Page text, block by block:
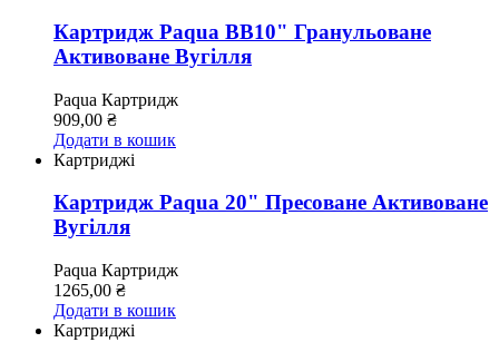
Картридж Paqua ВВ10" Гранульоване
Активоване Вугілля
Paqua Картридж
909,00 ₴
Додати в кошик
Картриджі
Картридж Paqua 20" Пресоване Активоване
Вугілля
Paqua Картридж
1265,00 ₴
Додати в кошик
Картриджі